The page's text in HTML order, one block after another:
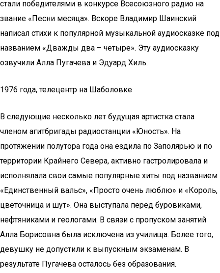
стали победителями в конкурсе Всесоюзного радио на
звание «Песни месяца». Вскоре Владимир Шаинский
написал стихи к популярной музыкальной аудиосказке под
названием «Дважды два – четыре». Эту аудиосказку
озвучили Алла Пугачева и Эдуард Хиль.
1976 года, телецентр на Шаболовке
В следующие несколько лет будущая артистка стала
членом агитбригады радиостанции «Юность». На
протяжении полутора года она ездила по Заполярью и по
территории Крайнего Севера, активно гастролировала и
исполнялала свои самые популярные хиты под названием
«Единственный вальс», «Просто очень люблю» и «Король,
цветочница и шут». Она выступала перед буровиками,
нефтяниками и геологами. В связи с пропуском занятий
Алла Борисовна была исключена из училища. Более того,
девушку не допустили к выпускным экзаменам. В
результате Пугачева осталось без образования.